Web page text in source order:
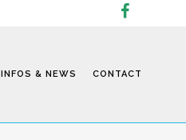
INFOS & NEWS CONTACT